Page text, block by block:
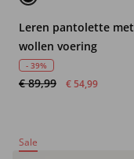
Leren pantolette met
wollen voering
- 39%
€ 89,99 € 54,99
Sale